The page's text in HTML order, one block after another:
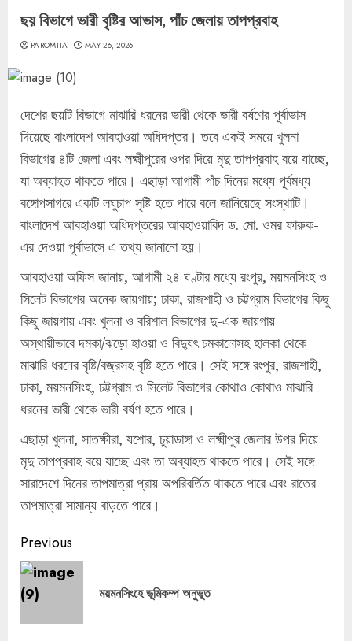
ছয় বিভাগে ভারী বৃষ্টির আভাস, পাঁচ জেলায় তাপপ্রবাহ
PAROMITA MAY 26, 2026
দেশের ছয়টি বিভাগে মাঝারি ধরনের ভারী থেকে ভারী বর্ষণের পূর্বাভাস
দিয়েছে বাংলাদেশ আবহাওয়া অধিদপ্তর। তবে একই সময়ে খুলনা
বিভাগের ৪টি জেলা এবং লক্ষ্মীপুরের ওপর দিয়ে মৃদু তাপপ্রবাহ বয়ে যাচ্ছে,
যা অব্যাহত থাকতে পারে। এছাড়া আগামী পাঁচ দিনের মধ্যে পূর্বমধ্য
বঙ্গোপসাগরে একটি লঘুচাপ সৃষ্টি হতে পারে বলে জানিয়েছে সংস্থাটি।
বাংলাদেশ আবহাওয়া অধিদপ্তরের আবহাওয়াবিদ ড. মো. ওমর ফারুক-
এর দেওয়া পূর্বাভাসে এ তথ্য জানানো হয়।
আবহাওয়া অফিস জানায়, আগামী ২৪ ঘণ্টার মধ্যে রংপুর, ময়মনসিংহ ও
সিলেট বিভাগের অনেক জায়গায়; ঢাকা, রাজশাহী ও চট্টগ্রাম বিভাগের কিছু
কিছু জায়গায় এবং খুলনা ও বরিশাল বিভাগের দু-এক জায়গায়
অস্থায়ীভাবে দমকা/ঝড়ো হাওয়া ও বিদ্যুৎ চমকানোসহ হালকা থেকে
মাঝারি ধরনের বৃষ্টি/বজ্রসহ বৃষ্টি হতে পারে। সেই সঙ্গে রংপুর, রাজশাহী,
ঢাকা, ময়মনসিংহ, চট্টগ্রাম ও সিলেট বিভাগের কোথাও কোথাও মাঝারি
ধরনের ভারী থেকে ভারী বর্ষণ হতে পারে।
এছাড়া খুলনা, সাতক্ষীরা, যশোর, চুয়াডাঙ্গা ও লক্ষ্মীপুর জেলার উপর দিয়ে
মৃদু তাপপ্রবাহ বয়ে যাচ্ছে এবং তা অব্যাহত থাকতে পারে। সেই সঙ্গে
সারাদেশে দিনের তাপমাত্রা প্রায় অপরিবর্তিত থাকতে পারে এবং রাতের
তাপমাত্রা সামান্য বাড়তে পারে।
Continue
Reading
Previous
ময়মনসিংহে ভূমিকম্প অনুভূত